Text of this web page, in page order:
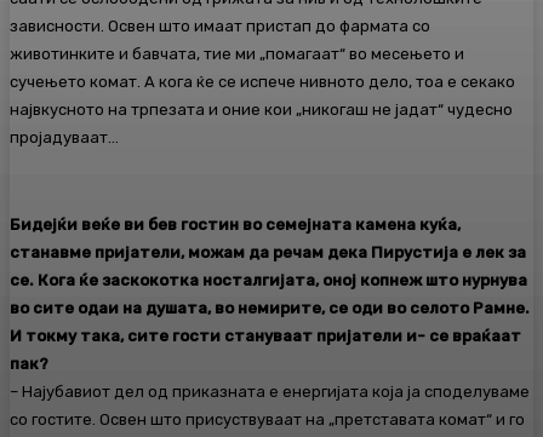
зависности. Освен што имаат пристап до фармата со
животинките и бавчата, тие ми „помагаат“ во месењето и
сучењето комат. А кога ќе се испече нивното дело, тоа е секако
највкусното на трпезата и оние кои „никогаш не јадат“ чудесно
пројадуваат…
Бидејќи веќе ви бев гостин во семејната камена куќа,
станавме пријатели, можам да речам дека Пирустија е лек за
сe. Кога ќе заскокотка носталгијата, оној копнеж што нурнува
во сите одаи на душата, во немирите, се оди во селото Рамне.
И токму така, сите гости стануваат пријатели и- се враќаат
пак?
– Најубавиот дел од приказната е енергијата која ја споделуваме
со гостите. Освен што присуствуваат на „претставата комат“ и го